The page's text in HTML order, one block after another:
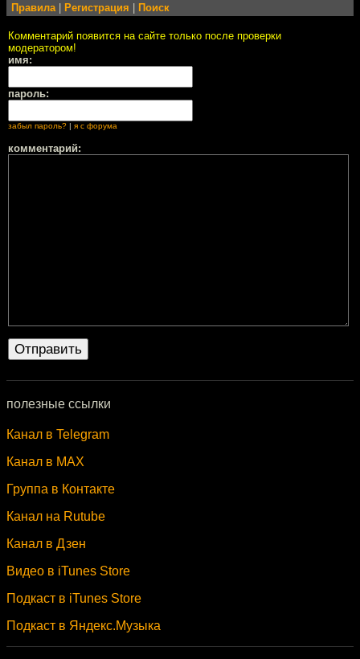
Правила | Регистрация | Поиск
Комментарий появится на сайте только после проверки
модератором!
имя:
пароль:
забыл пароль? | я с форума
комментарий:
полезные ссылки
Канал в Telegram
Канал в MAX
Группа в Контакте
Канал на Rutube
Канал в Дзен
Видео в iTunes Store
Подкаст в iTunes Store
Подкаст в Яндекс.Музыка